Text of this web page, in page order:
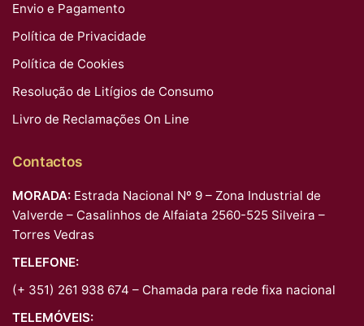
Envio e Pagamento
Política de Privacidade
Política de Cookies
Resolução de Litígios de Consumo
Livro de Reclamações On Line
Contactos
MORADA: Estrada Nacional Nº 9 – Zona Industrial de
Valverde – Casalinhos de Alfaiata 2560-525 Silveira –
Torres Vedras
TELEFONE:
(+ 351) 261 938 674 – Chamada para rede fixa nacional
TELEMÓVEIS: